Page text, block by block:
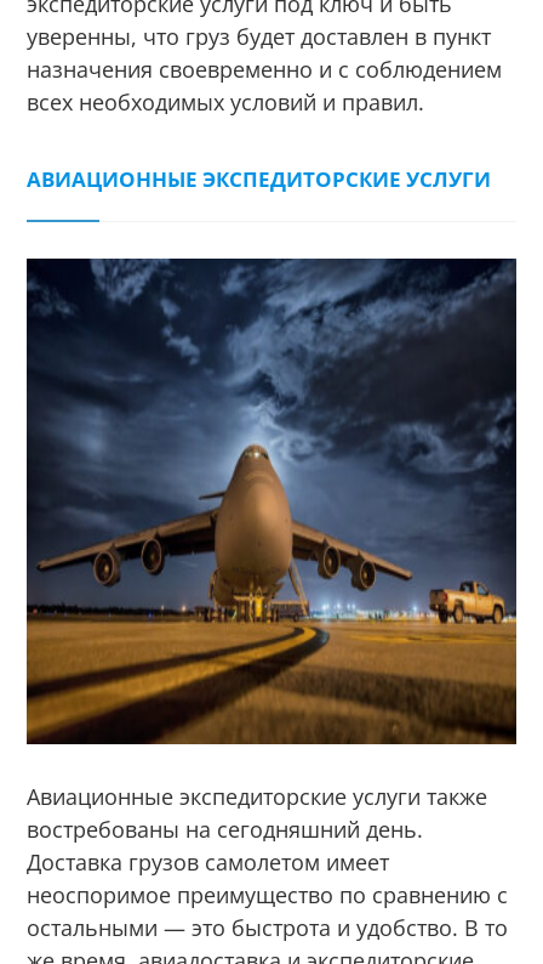
уверенны, что груз будет доставлен в пункт
назначения своевременно и с соблюдением
всех необходимых условий и правил.
АВИАЦИОННЫЕ ЭКСПЕДИТОРСКИЕ УСЛУГИ
Авиационные экспедиторские услуги также
востребованы на сегодняшний день.
Доставка грузов самолетом имеет
неоспоримое преимущество по сравнению с
остальными — это быстрота и удобство. В то